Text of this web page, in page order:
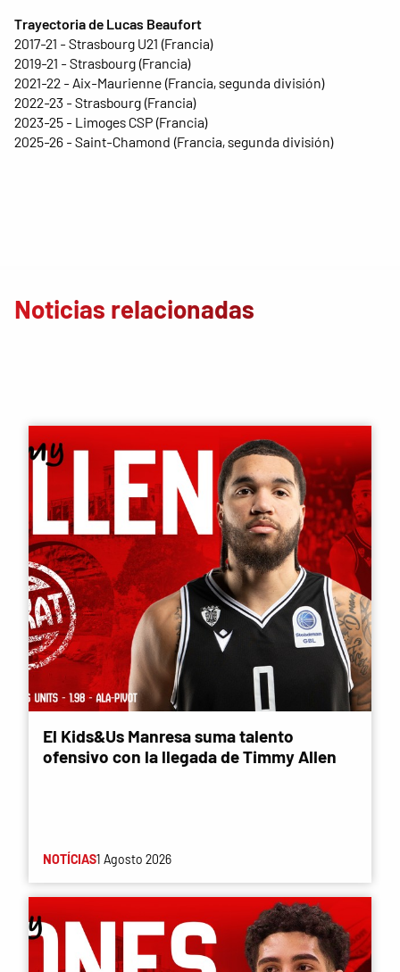
Trayectoria de Lucas Beaufort
2017-21 - Strasbourg U21 (Francia)
2019-21 - Strasbourg (Francia)
2021-22 - Aix-Maurienne (Francia, segunda división)
2022-23 - Strasbourg (Francia)
2023-25 ​​- Limoges CSP (Francia)
2025-26 - Saint-Chamond (Francia, segunda división)
Noticias relacionadas
El Kids&Us Manresa suma talento
ofensivo con la llegada de Timmy Allen
NOTÍCIAS1 Agosto 2026